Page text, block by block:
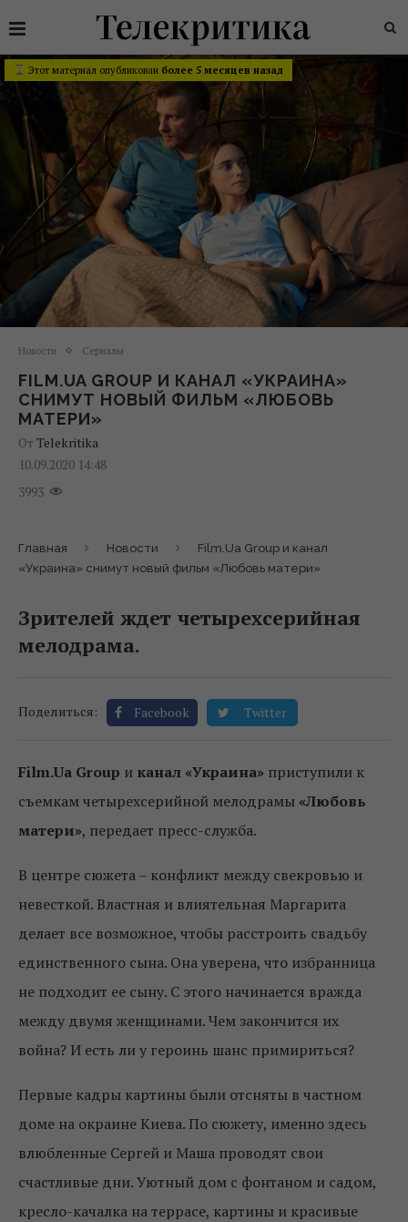
Этот материал опубликован более 5 месяцев назад
Новости Сериалы
FILM.UA GROUP И КАНАЛ «УКРАИНА»
СНИМУТ НОВЫЙ ФИЛЬМ «ЛЮБОВЬ
МАТЕРИ»
От Telekritika
10.09.2020 14:48
3993
Главная Новости
Film.Ua Group и канал
«Украина» снимут новый фильм «Любовь матери»
Зрителей ждет четырехсерийная
мелодрама.
Поделиться: Facebook Twitter
Film.Ua Group и канал «Украина» приступили к
съемкам четырехсерийной мелодрамы «Любовь
матери», передает пресс-служба.
В центре сюжета – конфликт между свекровью и
невесткой. Властная и влиятельная Маргарита
делает все возможное, чтобы расстроить свадьбу
единственного сына. Она уверена, что избранница
не подходит ее сыну. С этого начинается вражда
между двумя женщинами. Чем закончится их
война? И есть ли у героинь шанс примириться?
Первые кадры картины были отсняты в частном
доме на окраине Киева. По сюжету, именно здесь
влюбленные Сергей и Маша проводят свои
счастливые дни. Уютный дом с фонтаном и садом,
кресло-качалка на террасе, картины и красивые